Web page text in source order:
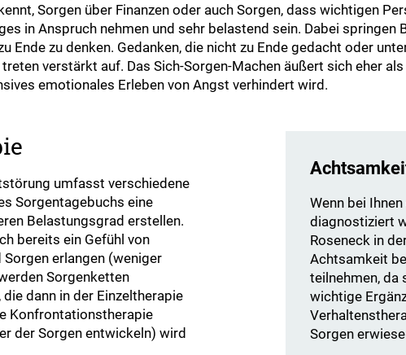
Sorgen über Finanzen oder auch Sorgen, dass wichtigen
in Anspruch nehmen und sehr belastend sein. Dabei
Ende zu denken. Gedanken, die nicht zu Ende gedacht oder
verstärkt auf. Das Sich-Sorgen-Machen äußert sich eher
emotionales Erleben von Angst verhindert wird.
umfasst verschiedene
Sorgentagebuchs eine
Belastungsgrad erstellen.
bereits ein Gefühl von
erlangen (weniger
Sorgenketten
dann in der Einzeltherapie
Konfrontationstherapie
der Sorgen entwickeln) wird
Wenn bei
diagnostiziert
Roseneck in
Achtsamkeit
teilnehmen, da
wichtige
Sorgen